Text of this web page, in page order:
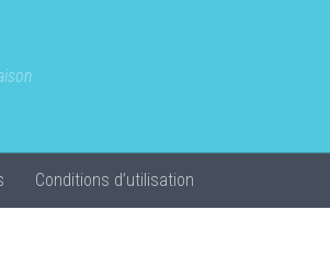
Conditions d’utilisation